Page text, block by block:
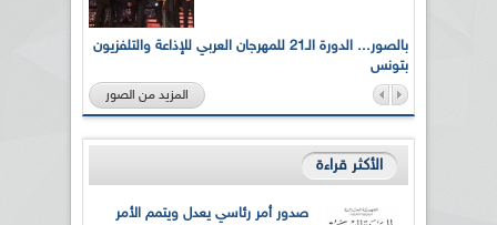
بالصور... الدورة الـ21 للمهرجان العربي للإذاعة والتلفزيون
بتونس
المزيد من الصور
الأكثر قراءة
صدور أمر رئاسي يعدل ويتمم الأمر